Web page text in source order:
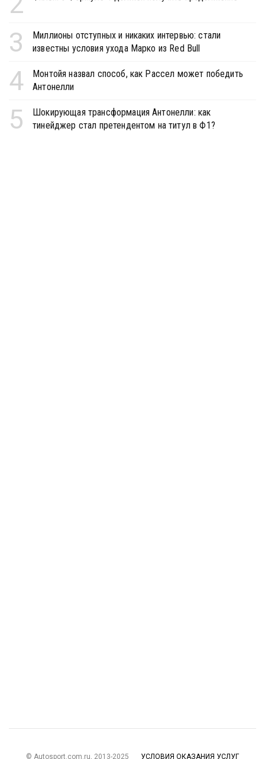
3
Миллионы отступных и никаких интервью: стали
известны условия ухода Марко из Red Bull
4
Монтойя назвал способ, как Рассел может победить
Антонелли
5
Шокирующая трансформация Антонелли: как
тинейджер стал претендентом на титул в Ф1?
© Autosport.com.ru, 2013-2025 УСЛОВИЯ ОКАЗАНИЯ УСЛУГ